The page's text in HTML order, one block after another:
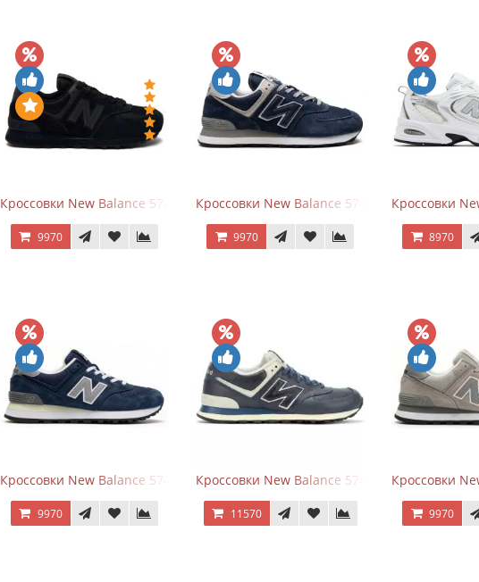
Кроссовки New Balance 574 All Black
9970
Кроссовки New Balance 574 Navy Blue Grey
9970
Кроссовки
8970
Кроссовки New Balance 574 Classic Blue Grey
9970
Кроссовки New Balance 574 Classic Blue
11570
Кроссовки
9970